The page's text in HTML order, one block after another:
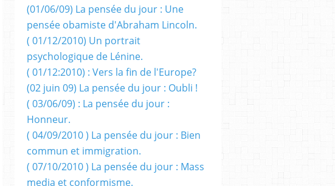
(01/06/09) La pensée du jour : Une
pensée obamiste d'Abraham Lincoln.
( 01/12/2010) Un portrait
psychologique de Lénine.
( 01/12:2010) : Vers la fin de l'Europe?
(02 juin 09) La pensée du jour : Oubli !
( 03/06/09) : La pensée du jour :
Honneur.
( 04/09/2010 ) La pensée du jour : Bien
commun et immigration.
( 07/10/2010 ) La pensée du jour : Mass
media et conformisme.